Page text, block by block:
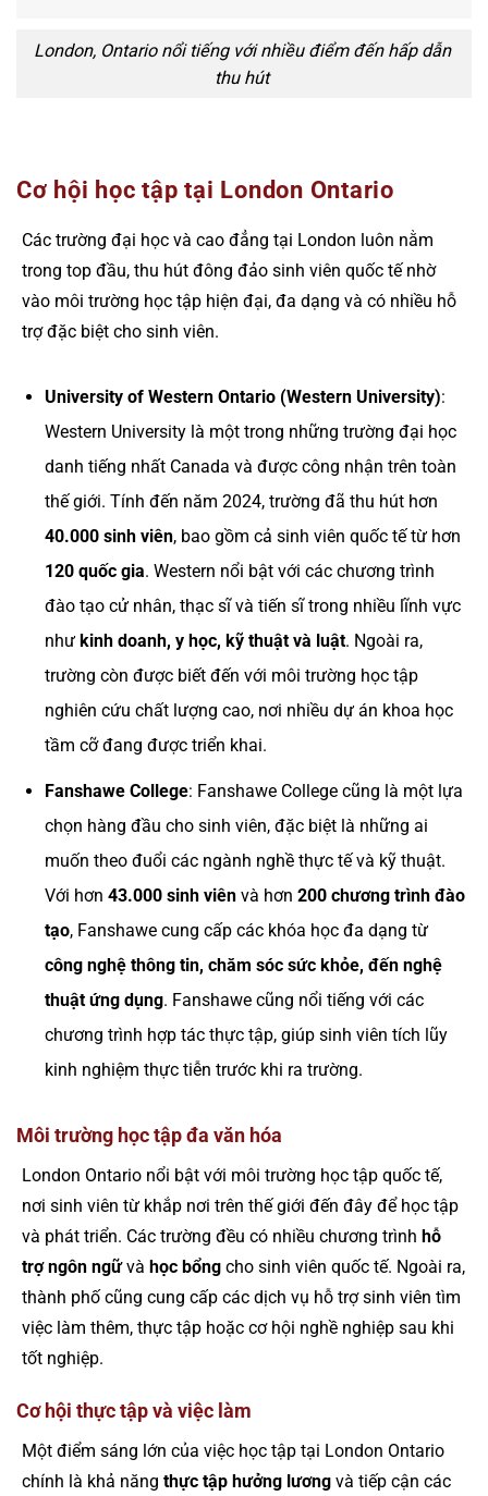
London, Ontario nổi tiếng với nhiều điểm đến hấp dẫn
thu hút
Cơ hội học tập tại London Ontario
Các trường đại học và cao đẳng tại London luôn nằm
trong top đầu, thu hút đông đảo sinh viên quốc tế nhờ
vào môi trường học tập hiện đại, đa dạng và có nhiều hỗ
trợ đặc biệt cho sinh viên.
University of Western Ontario (Western University):
Western University là một trong những trường đại học
danh tiếng nhất Canada và được công nhận trên toàn
thế giới. Tính đến năm 2024, trường đã thu hút hơn
40.000 sinh viên, bao gồm cả sinh viên quốc tế từ hơn
120 quốc gia. Western nổi bật với các chương trình
đào tạo cử nhân, thạc sĩ và tiến sĩ trong nhiều lĩnh vực
như kinh doanh, y học, kỹ thuật và luật. Ngoài ra,
trường còn được biết đến với môi trường học tập
nghiên cứu chất lượng cao, nơi nhiều dự án khoa học
tầm cỡ đang được triển khai.
Fanshawe College: Fanshawe College cũng là một lựa
chọn hàng đầu cho sinh viên, đặc biệt là những ai
muốn theo đuổi các ngành nghề thực tế và kỹ thuật.
Với hơn 43.000 sinh viênvà hơn 200 chương trình đào
tạo, Fanshawe cung cấp các khóa học đa dạng từ
công nghệ thông tin, chăm sóc sức khỏe, đến nghệ
thuật ứng dụng. Fanshawe cũng nổi tiếng với các
chương trình hợp tác thực tập, giúp sinh viên tích lũy
kinh nghiệm thực tiễn trước khi ra trường.
Môi trường học tập đa văn hóa
London Ontario nổi bật với môi trường học tập quốc tế,
nơi sinh viên từ khắp nơi trên thế giới đến đây để học tập
và phát triển. Các trường đều có nhiều chương trình hỗ
trợ ngôn ngữvà học bổng cho sinh viên quốc tế. Ngoài ra,
thành phố cũng cung cấp các dịch vụ hỗ trợ sinh viên tìm
việc làm thêm, thực tập hoặc cơ hội nghề nghiệp sau khi
tốt nghiệp.
Cơ hội thực tập và việc làm
Một điểm sáng lớn của việc học tập tại London Ontario
chính là khả năng thực tập hưởng lương và tiếp cận các